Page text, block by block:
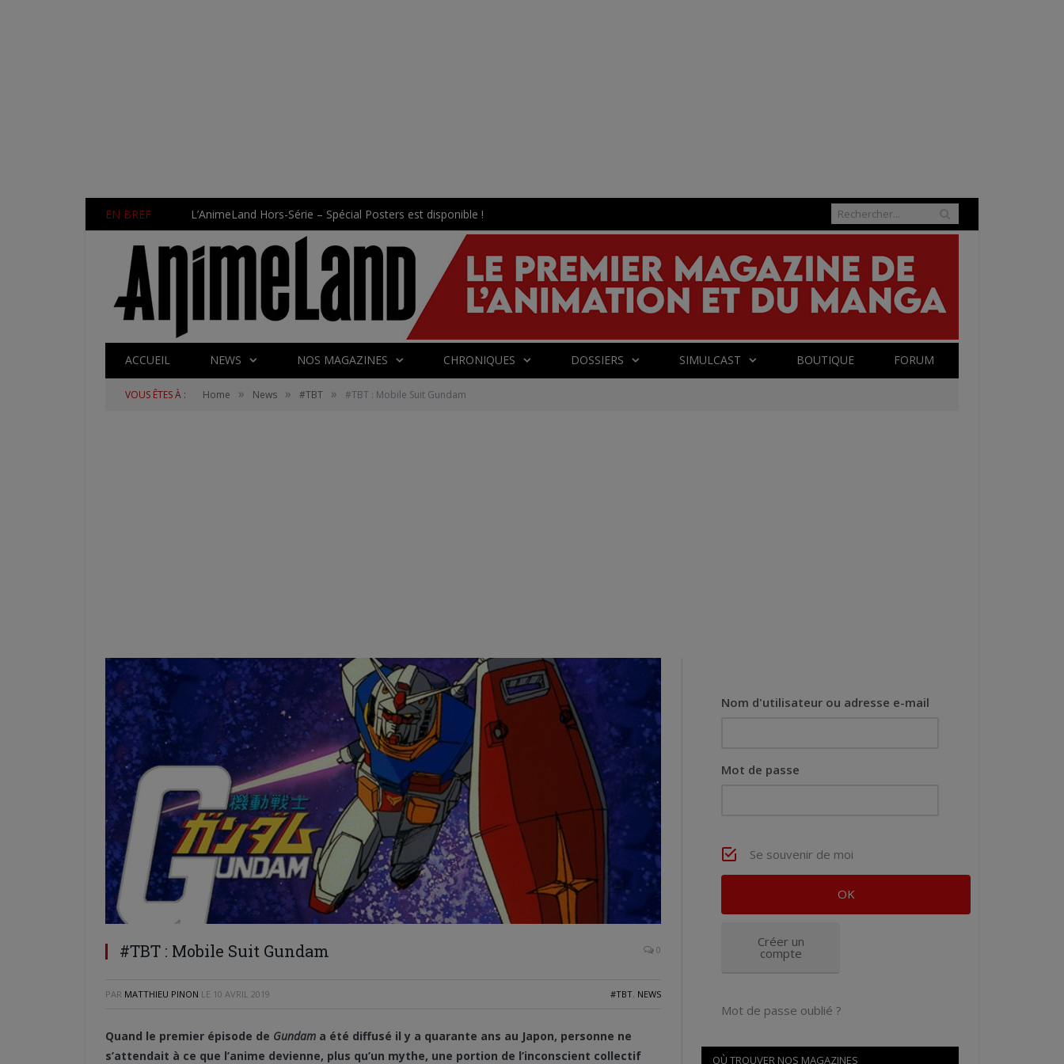
EN BREF L’AnimeLand Hors-Série – Spécial Posters est disponible !
ACCUEIL NEWS NOS MAGAZINES CHRONIQUES DOSSIERS SIMULCAST BOUTIQUE FORUM
VOUS ÊTES À : Home » News » #TBT » #TBT : Mobile Suit Gundam
#TBT : Mobile Suit Gundam 0
PAR MATTHIEU PINON LE 10 AVRIL 2019 #TBT, NEWS
Quand le premier épisode de Gundam a été diffusé il y a quarante ans au Japon, personne ne
s’attendait à ce que l’anime devienne, plus qu’un mythe, une portion de l’inconscient collectif
Nom d'utilisateur ou adresse e-mail
Mot de passe
Se souvenir de moi
Créer un
compte
Mot de passe oublié ?
OÙ TROUVER NOS MAGAZINES